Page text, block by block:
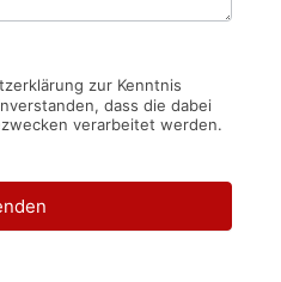
zur Kenntnis
dass die dabei
verarbeitet werden.